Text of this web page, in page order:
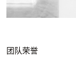
团队荣誉